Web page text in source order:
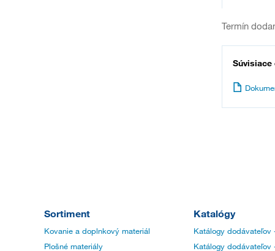
Termín
Súvisiace
Sortiment
Kovanie a doplnkový materiál
Plošné materiály
Katalógy
Katálogy dodávateľov
Katálogy dodávateľov